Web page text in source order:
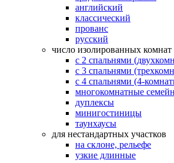
английский
классический
прованс
русский
число изолированных комнат
с 2 спальнями
с 3 спальнями
с 4 спальнями (4-
многокомнатные
дуплексы
минигостиницы
таунхаусы
для нестандартных участков
на склоне, рельефе
узкие длинные